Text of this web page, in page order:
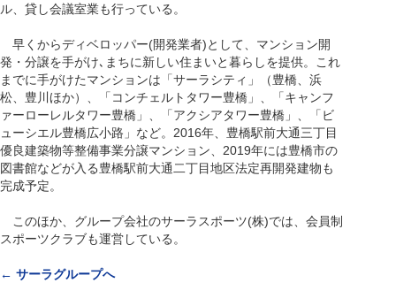
ル、貸し会議室業も行っている。
早くからディベロッパー(開発業者)として、マンション開
発・分譲を手がけ､まちに新しい住まいと暮らしを提供。これ
までに手がけたマンションは「サーラシティ」（豊橋、浜
松、豊川ほか）、「コンチェルトタワー豊橋」、「キャンフ
ァーローレルタワー豊橋」、「アクシアタワー豊橋」、「ビ
ューシエル豊橋広小路」など。2016年、豊橋駅前大通三丁目
優良建築物等整備事業分譲マンション、2019年には豊橋市の
図書館などが入る豊橋駅前大通二丁目地区法定再開発建物も
完成予定。
このほか、グループ会社のサーラスポーツ(株)では、会員制
スポーツクラブも運営している。
← サーラグループへ